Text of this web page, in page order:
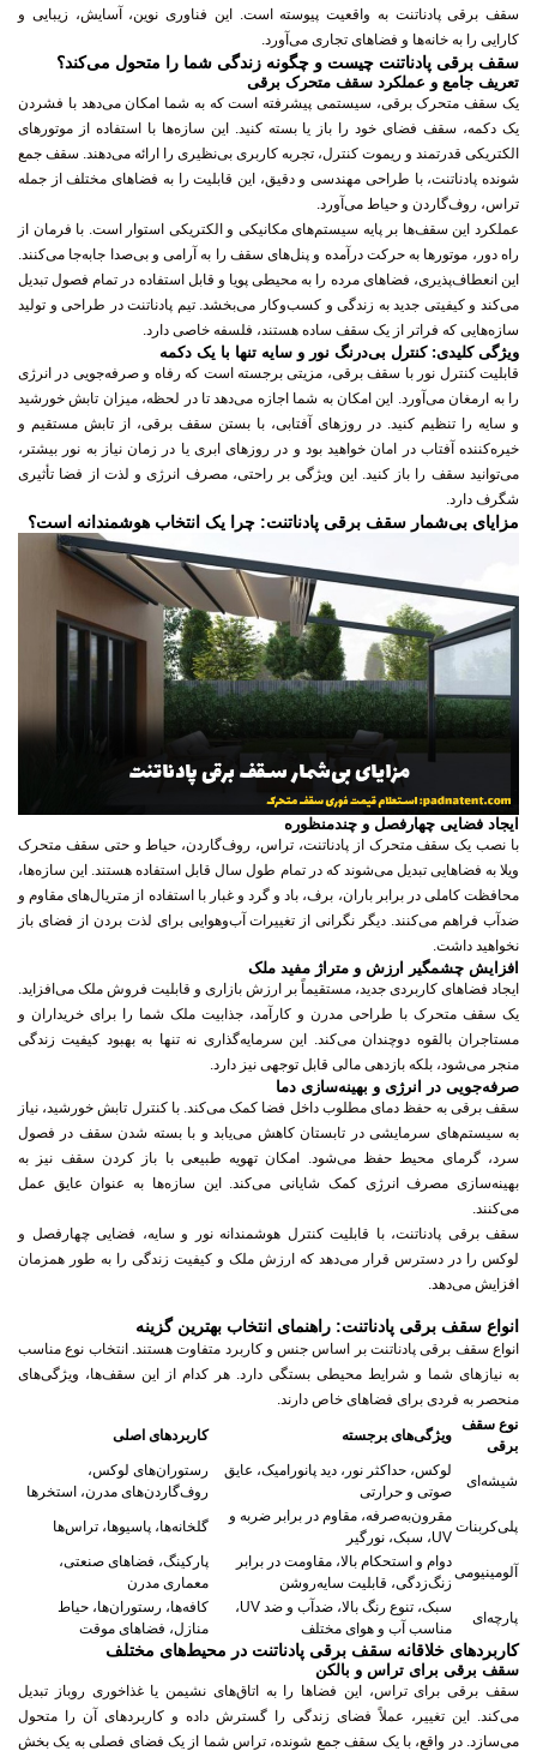
کارایی را به خانه‌ها و فضاهای تجاری می‌آورد.
سقف برقی پادناتنت چیست و چگونه زندگی شما را متحول می‌کند؟
تعریف جامع و عملکرد سقف متحرک برقی
یک سقف متحرک برقی، سیستمی پیشرفته است که به شما امکان می‌دهد با فشردن
یک دکمه، سقف فضای خود را باز یا بسته کنید. این سازه‌ها با استفاده از موتورهای
الکتریکی قدرتمند و ریموت کنترل، تجربه کاربری بی‌نظیری را ارائه می‌دهند. سقف جمع
شونده پادناتنت، با طراحی مهندسی و دقیق، این قابلیت را به فضاهای مختلف از جمله
تراس، روف‌گاردن و حیاط می‌آورد.
عملکرد این سقف‌ها بر پایه سیستم‌های مکانیکی و الکتریکی استوار است. با فرمان از
راه دور، موتورها به حرکت درآمده و پنل‌های سقف را به آرامی و بی‌صدا جابه‌جا می‌کنند.
این انعطاف‌پذیری، فضاهای مرده را به محیطی پویا و قابل استفاده در تمام فصول تبدیل
می‌کند و کیفیتی جدید به زندگی و کسب‌وکار می‌بخشد. تیم پادناتنت در طراحی و تولید
سازه‌هایی که فراتر از یک سقف ساده هستند، فلسفه خاصی دارد.
ویژگی کلیدی: کنترل بی‌درنگ نور و سایه تنها با یک دکمه
قابلیت کنترل نور با سقف برقی، مزیتی برجسته است که رفاه و صرفه‌جویی در انرژی
را به ارمغان می‌آورد. این امکان به شما اجازه می‌دهد تا در لحظه، میزان تابش خورشید
و سایه را تنظیم کنید. در روزهای آفتابی، با بستن سقف برقی، از تابش مستقیم و
خیره‌کننده آفتاب در امان خواهید بود و در روزهای ابری یا در زمان نیاز به نور بیشتر،
می‌توانید سقف را باز کنید. این ویژگی بر راحتی، مصرف انرژی و لذت از فضا تأثیری
شگرف دارد.
مزایای بی‌شمار سقف برقی پادناتنت: چرا یک انتخاب هوشمندانه است؟
ایجاد فضایی چهارفصل و چندمنظوره
با نصب یک سقف متحرک از پادناتنت، تراس، روف‌گاردن، حیاط و حتی سقف متحرک
ویلا به فضاهایی تبدیل می‌شوند که در تمام طول سال قابل استفاده هستند. این سازه‌ها،
محافظت کاملی در برابر باران، برف، باد و گرد و غبار با استفاده از متریال‌های مقاوم و
ضدآب فراهم می‌کنند. دیگر نگرانی از تغییرات آب‌وهوایی برای لذت بردن از فضای باز
نخواهید داشت.
افزایش چشمگیر ارزش و متراژ مفید ملک
ایجاد فضاهای کاربردی جدید، مستقیماً بر ارزش بازاری و قابلیت فروش ملک می‌افزاید.
یک سقف متحرک با طراحی مدرن و کارآمد، جذابیت ملک شما را برای خریداران و
مستاجران بالقوه دوچندان می‌کند. این سرمایه‌گذاری نه تنها به بهبود کیفیت زندگی
منجر می‌شود، بلکه بازدهی مالی قابل توجهی نیز دارد.
صرفه‌جویی در انرژی و بهینه‌سازی دما
سقف برقی به حفظ دمای مطلوب داخل فضا کمک می‌کند. با کنترل تابش خورشید، نیاز
به سیستم‌های سرمایشی در تابستان کاهش می‌یابد و با بسته شدن سقف در فصول
سرد، گرمای محیط حفظ می‌شود. امکان تهویه طبیعی با باز کردن سقف نیز به
بهینه‌سازی مصرف انرژی کمک شایانی می‌کند. این سازه‌ها به عنوان عایق عمل
می‌کنند.
سقف برقی پادناتنت، با قابلیت کنترل هوشمندانه نور و سایه، فضایی چهارفصل و
لوکس را در دسترس قرار می‌دهد که ارزش ملک و کیفیت زندگی را به طور همزمان
افزایش می‌دهد.
انواع سقف برقی پادناتنت: راهنمای انتخاب بهترین گزینه
انواع سقف برقی پادناتنت بر اساس جنس و کاربرد متفاوت هستند. انتخاب نوع مناسب
به نیازهای شما و شرایط محیطی بستگی دارد. هر کدام از این سقف‌ها، ویژگی‌های
منحصر به فردی برای فضاهای خاص دارند.
نوع سقف
برقی
ویژگی‌های برجسته کاربردهای اصلی
شیشه‌ای
لوکس، حداکثر نور، دید پانورامیک، عایق
صوتی و حرارتی
رستوران‌های لوکس،
روف‌گاردن‌های مدرن، استخرها
پلی‌کربنات
مقرون‌به‌صرفه، مقاوم در برابر ضربه و
UV، سبک، نورگیر
گلخانه‌ها، پاسیوها، تراس‌ها
آلومینیومی
دوام و استحکام بالا، مقاومت در برابر
زنگ‌زدگی، قابلیت سایه‌روشن
پارکینگ، فضاهای صنعتی،
معماری مدرن
پارچه‌ای
سبک، تنوع رنگ بالا، ضدآب و ضد UV،
مناسب آب و هوای مختلف
کافه‌ها، رستوران‌ها، حیاط
منازل، فضاهای موقت
کاربردهای خلاقانه سقف برقی پادناتنت در محیط‌های مختلف
سقف برقی برای تراس و بالکن
سقف برقی برای تراس، این فضاها را به اتاق‌های نشیمن یا غذاخوری روباز تبدیل
می‌کند. این تغییر، عملاً فضای زندگی را گسترش داده و کاربردهای آن را متحول
می‌سازد. در واقع، با یک سقف جمع شونده، تراس شما از یک فضای فصلی به یک بخش